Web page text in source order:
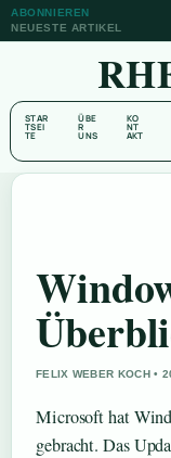
ABONNIEREN
NEUESTE ARTIKEL
STAR
TSEI
TE
ÜBE
R
UNS
KO
NT
AKT
FELIX WEBER KOCH •
Microsoft hat
gebracht. Das